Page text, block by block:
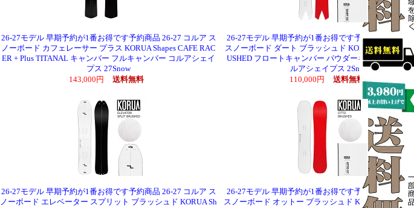
26-27モデル 早期予約が1番お得です予約商品 26-27 コルア ス
ノーボード カフェレーサー プラス KORUA Shapes CAFE RAC
ER + Plus TITANAL キャンバー フルキャンバー コルアシェイ
プス 27Snow
143,000円
送料無料
26-27モデル 早期予約が1番お得です予約商品 26-27
スノーボード ダート ブラッシュド KORUA Shapes
USHED フロートキャンバー パウダーキャンバー 正
ルアシェイプス 2Snow
110,000円
送料無料
26-27モデル 早期予約が1番お得です予約商品 26-27 コルア ス
ノーボード エレベーター スプリット ブラッシュド KORUA Sh
26-27モデル 早期予約が1番お得です予約商品 26-27
スノーボード オットー ブラッシュド KORUA Shapes